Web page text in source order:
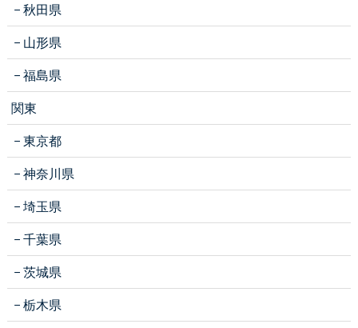
秋田県
山形県
福島県
関東
東京都
神奈川県
埼玉県
千葉県
茨城県
栃木県